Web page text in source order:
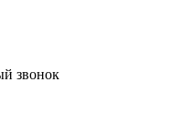
звонок